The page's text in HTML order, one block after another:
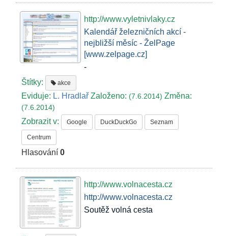
http://www.vyletnivlaky.cz
Kalendář železničních akcí -
nejbližší měsíc - ŽelPage
[www.zelpage.cz]
-
Štítky:
akce
Eviduje: L. Hradlař Založeno:(7.6.2014)Změna:
(7.6.2014)
Zobrazit v: Google DuckDuckGo Seznam
Centrum
Hlasování0
http://www.volnacesta.cz
http://www.volnacesta.cz
Soutěž volná cesta